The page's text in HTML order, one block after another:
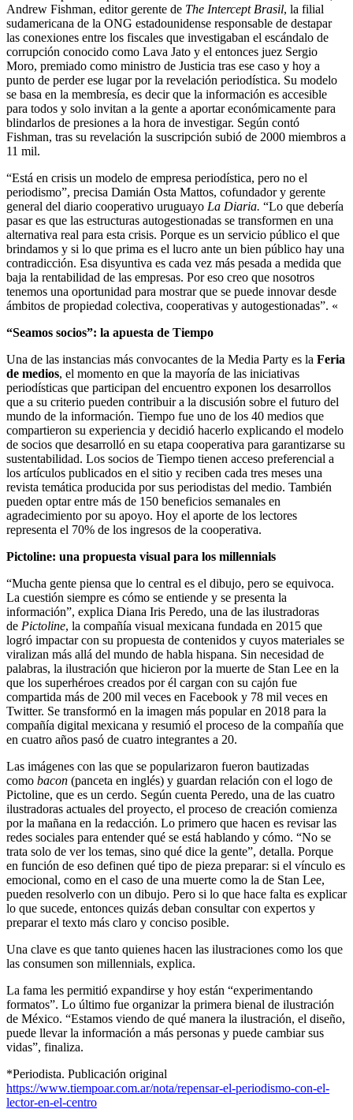
Andrew Fishman, editor gerente de The Intercept Brasil, la filial
sudamericana de la ONG estadounidense responsable de destapar
las conexiones entre los fiscales que investigaban el escándalo de
corrupción conocido como Lava Jato y el entonces juez Sergio
Moro, premiado como ministro de Justicia tras ese caso y hoy a
punto de perder ese lugar por la revelación periodística. Su modelo
se basa en la membresía, es decir que la información es accesible
para todos y solo invitan a la gente a aportar económicamente para
blindarlos de presiones a la hora de investigar. Según contó
Fishman, tras su revelación la suscripción subió de 2000 miembros a
11 mil.
“Está en crisis un modelo de empresa periodística, pero no el
periodismo”, precisa Damián Osta Mattos, cofundador y gerente
general del diario cooperativo uruguayo La Diaria. “Lo que debería
pasar es que las estructuras autogestionadas se transformen en una
alternativa real para esta crisis. Porque es un servicio público el que
brindamos y si lo que prima es el lucro ante un bien público hay una
contradicción. Esa disyuntiva es cada vez más pesada a medida que
baja la rentabilidad de las empresas. Por eso creo que nosotros
tenemos una oportunidad para mostrar que se puede innovar desde
ámbitos de propiedad colectiva, cooperativas y autogestionadas”. «
“Seamos socios”: la apuesta de Tiempo
Una de las instancias más convocantes de la Media Party es la Feria
de medios, el momento en que la mayoría de las iniciativas
periodísticas que participan del encuentro exponen los desarrollos
que a su criterio pueden contribuir a la discusión sobre el futuro del
mundo de la información. Tiempo fue uno de los 40 medios que
compartieron su experiencia y decidió hacerlo explicando el modelo
de socios que desarrolló en su etapa cooperativa para garantizarse su
sustentabilidad. Los socios de Tiempo tienen acceso preferencial a
los artículos publicados en el sitio y reciben cada tres meses una
revista temática producida por sus periodistas del medio. También
pueden optar entre más de 150 beneficios semanales en
agradecimiento por su apoyo. Hoy el aporte de los lectores
representa el 70% de los ingresos de la cooperativa.
Pictoline: una propuesta visual para los millennials
“Mucha gente piensa que lo central es el dibujo, pero se equivoca.
La cuestión siempre es cómo se entiende y se presenta la
información”, explica Diana Iris Peredo, una de las ilustradoras
de Pictoline, la compañía visual mexicana fundada en 2015 que
logró impactar con su propuesta de contenidos y cuyos materiales se
viralizan más allá del mundo de habla hispana. Sin necesidad de
palabras, la ilustración que hicieron por la muerte de Stan Lee en la
que los superhéroes creados por él cargan con su cajón fue
compartida más de 200 mil veces en Facebook y 78 mil veces en
Twitter. Se transformó en la imagen más popular en 2018 para la
compañía digital mexicana y resumió el proceso de la compañía que
en cuatro años pasó de cuatro integrantes a 20.
Las imágenes con las que se popularizaron fueron bautizadas
como bacon (panceta en inglés) y guardan relación con el logo de
Pictoline, que es un cerdo. Según cuenta Peredo, una de las cuatro
ilustradoras actuales del proyecto, el proceso de creación comienza
por la mañana en la redacción. Lo primero que hacen es revisar las
redes sociales para entender qué se está hablando y cómo. “No se
trata solo de ver los temas, sino qué dice la gente”, detalla. Porque
en función de eso definen qué tipo de pieza preparar: si el vínculo es
emocional, como en el caso de una muerte como la de Stan Lee,
pueden resolverlo con un dibujo. Pero si lo que hace falta es explicar
lo que sucede, entonces quizás deban consultar con expertos y
preparar el texto más claro y conciso posible.
Una clave es que tanto quienes hacen las ilustraciones como los que
las consumen son millennials, explica.
La fama les permitió expandirse y hoy están “experimentando
formatos”. Lo último fue organizar la primera bienal de ilustración
de México. “Estamos viendo de qué manera la ilustración, el diseño,
puede llevar la información a más personas y puede cambiar sus
vidas”, finaliza.
*Periodista. Publicación original
https://www.tiempoar.com.ar/nota/repensar-el-periodismo-con-el-
lector-en-el-centro